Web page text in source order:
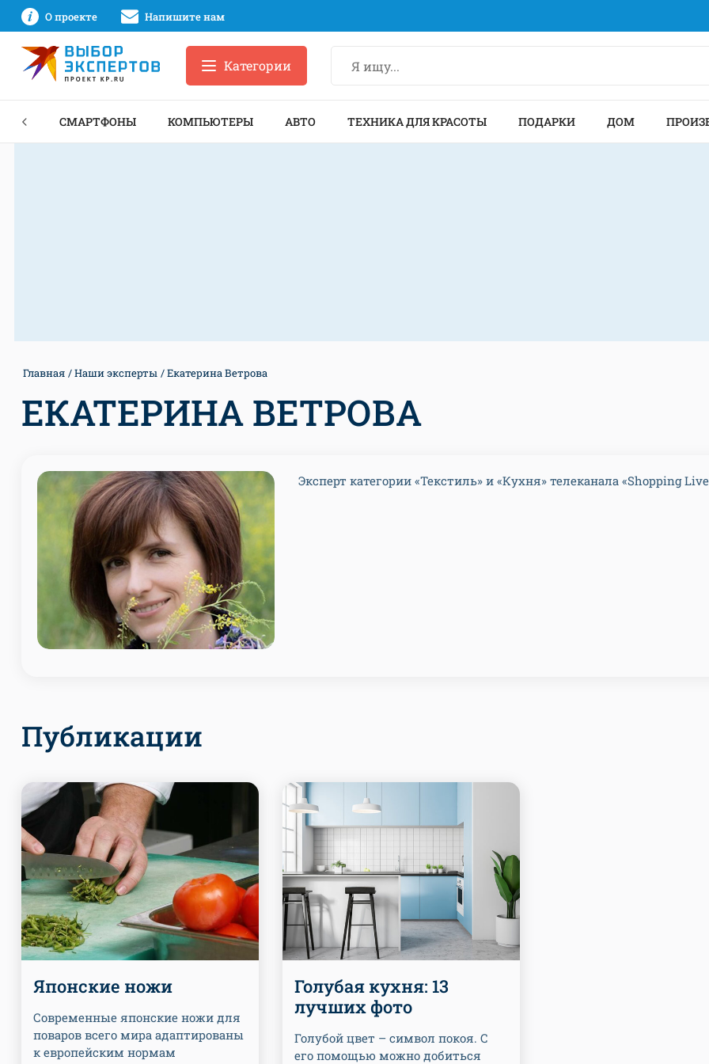
О проекте Напишите нам
Категории
СМАРТФОНЫ КОМПЬЮТЕРЫ АВТО ТЕХНИКА ДЛЯ КРАСОТЫ ПОДАРКИ ДОМ
Главная Наши эксперты Екатерина Ветрова
ЕКАТЕРИНА ВЕТРОВА
Эксперт категории «Текстиль» и «Кухня» телеканала «Shopping
Публикации
Японские ножи
Современные японские ножи для
поваров всего мира адаптированы
к европейским нормам
Голубая кухня: 13
лучших фото
Голубой цвет – символ покоя. С
его помощью можно добиться